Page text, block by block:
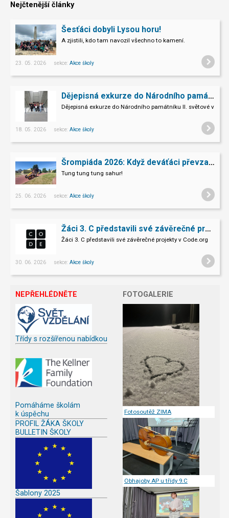
Nejčtenější články
Šesťáci dobyli Lysou horu!
A zjistili, kdo tam navozil všechno to kamení.
23. 05. 2026 sekce: Akce školy
Dějepisná exkurze do Národního památníku II. sv. války v Hrabyni
Dějepisná exkurze do Národního památníku II. světové války
18. 05. 2026 sekce: Akce školy
Šrompiáda 2026: Když deváťáci převzali velení
Tung tung tung sahur!
25. 06. 2026 sekce: Akce školy
Žáci 3. C představili své závěrečné projekty v Code.org
Žáci 3. C představili své závěrečné projekty v Code.org
30. 06. 2026 sekce: Akce školy
NEPŘEHLÉDNĚTE
Třídy s rozšířenou nabídkou
Pomáháme školám
k úspěchu
PROFIL ŽÁKA ŠKOLY
BULLETIN ŠKOLY
Šablony 2025
FOTOGALERIE
Fotosoutěž ZIMA
Obhajoby AP u třídy 9.C